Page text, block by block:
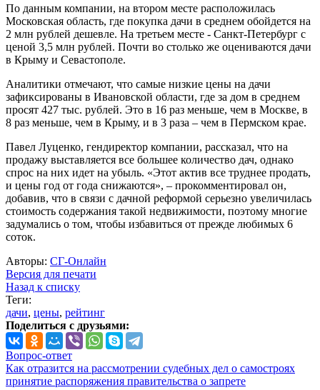
По данным компании, на втором месте расположилась
Московская область, где покупка дачи в среднем обойдется на
2 млн рублей дешевле. На третьем месте - Санкт-Петербург с
ценой 3,5 млн рублей. Почти во столько же оцениваются дачи
в Крыму и Севастополе.
Аналитики отмечают, что самые низкие цены на дачи
зафиксированы в Ивановской области, где за дом в среднем
просят 427 тыс. рублей. Это в 16 раз меньше, чем в Москве, в
8 раз меньше, чем в Крыму, и в 3 раза – чем в Пермском крае.
Павел Луценко, гендиректор компании, рассказал, что на
продажу выставляется все большее количество дач, однако
спрос на них идет на убыль. «Этот актив все труднее продать,
и цены год от года снижаются», – прокомментировал он,
добавив, что в связи с дачной реформой серьезно увеличилась
стоимость содержания такой недвижимости, поэтому многие
задумались о том, чтобы избавиться от прежде любимых 6
соток.
Авторы: СГ-Онлайн
Версия для печати
Назад к списку
Теги:
дачи, цены, рейтинг
Поделиться с друзьями:
Вопрос-ответ
Как отразится на рассмотрении судебных дел о самостроях
принятие распоряжения правительства о запрете